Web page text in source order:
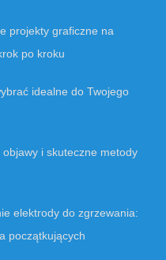
projekty graficzne na
po kroku
idealne do Twojego
i skuteczne metody
elektrody do zgrzewania:
początkujących